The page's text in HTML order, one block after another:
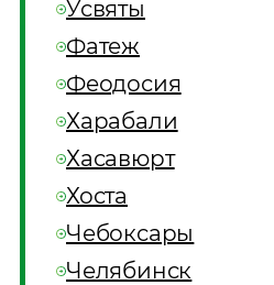
Усвяты
Фатеж
Феодосия
Харабали
Хасавюрт
Хоста
Чебоксары
Челябинск